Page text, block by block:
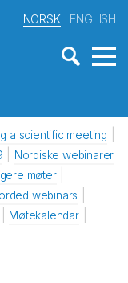
NORSK ENGLISH
a scientific meeting
Nordiske webinarer
møter
webinars
Møtekalendar